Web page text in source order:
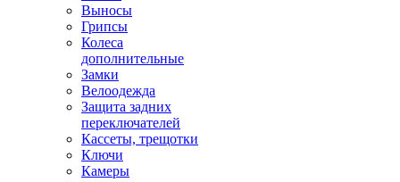
Выносы
Грипсы
Колеса
дополнительные
Замки
Велоодежда
Защита задних
переключателей
Кассеты, трещотки
Ключи
Камеры